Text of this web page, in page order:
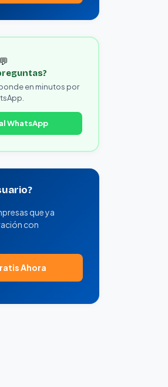
💬
en minutos por
WhatsApp
que ya
con
Ahora